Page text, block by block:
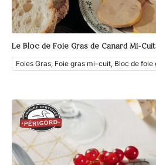
Le Bloc de Foie Gras de Canard Mi-Cuit